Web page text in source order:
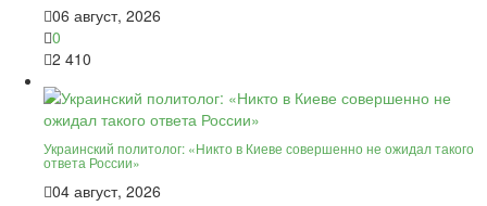
06 август, 2026
0
2 410
Украинский политолог: «Никто в Киеве совершенно не ожидал такого
ответа России»
04 август, 2026